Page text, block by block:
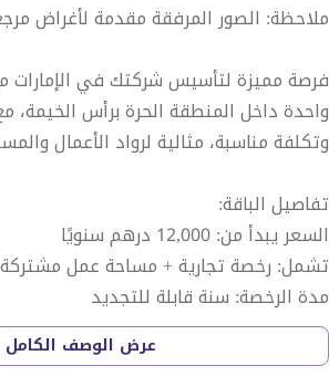
ملاحظة: الصور المرفقة مقدمة لأغراض
فرصة مميزة لتأسيس شركتك في الإمارات
واحدة داخل المنطقة الحرة برأس الخيمة،
وتكلفة مناسبة، مثالية لرواد الأعمال
تفاصيل الباقة:
السعر يبدأ من: 12,000 درهم سنويًا
تشمل: رخصة تجارية + مساحة عمل مشتركة
مدة الرخصة: سنة قابلة للتجديد
مميزات الباقة:
عرض الوصف الكامل